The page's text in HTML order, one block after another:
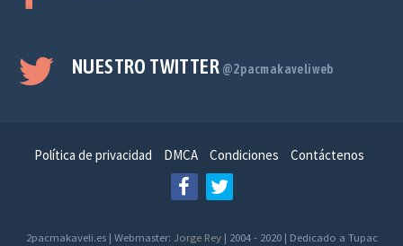
NUESTRO TWITTER @2pacmakaveliweb
Política de privacidad DMCA Condiciones Contáctenos
2pacmakaveli.es | Webmaster: Jorge Rey| 2004 - 2020 | Dedicado a Tupac